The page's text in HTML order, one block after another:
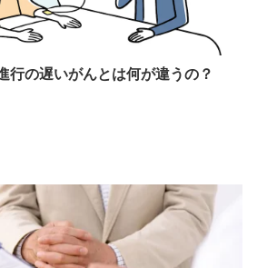
行の遅いがんとは何が違うの？